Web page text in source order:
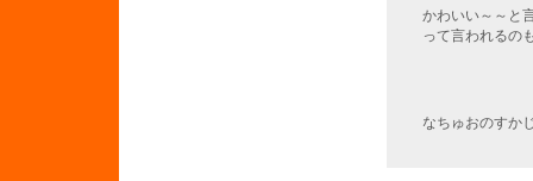
かわいい～～と
って言われるの
なちゅおのすか